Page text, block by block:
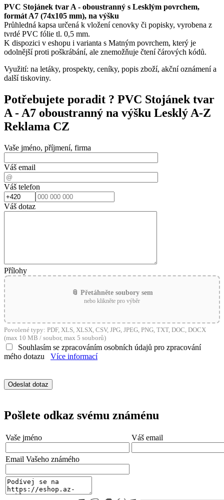
PVC Stojánek tvar A - oboustranný s Lesklým povrchem,
formát A7 (74x105 mm), na výšku
Průhledná kapsa určená k vložení cenovky či popisky, vyrobena z
tvrdé PVC fólie tl. 0,5 mm.
K dispozici v eshopu i varianta s Matným povrchem, který je
odolnější proti poškrábání, ale znemožňuje čtení čárových kódů.
Využití: na letáky, prospekty, ceníky, popis zboží, akční oznámení a
další tiskoviny.
Potřebujete poradit ? PVC Stojánek tvar
A - A7 oboustranný na výšku Lesklý A-Z
Reklama CZ
Vaše jméno, příjmení, firma
Váš email
Váš telefon
Váš dotaz
Přílohy
📎 Přetáhněte soubory sem
nebo klikněte pro výběr
Povolené typy: PDF, XLS, XLSX, CSV, JPG, JPEG, PNG, TXT, DOC, DOCX
(max 10 MB / soubor, max 5 souborů)
Souhlasím se zpracováním osobních údajů pro zpracování
mého dotazu
Více informací
Pošlete odkaz svému známénu
Vaše jméno Váš email
Email Vašeho známého